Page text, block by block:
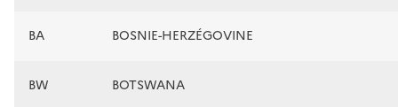
BA BOSNIE-HERZÉGOVINE
BW BOTSWANA